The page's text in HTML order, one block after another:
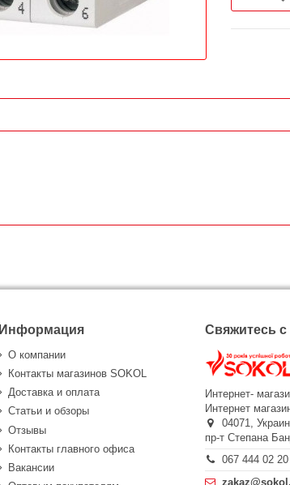
Информация
О компании
Контакты магазинов SOKOL
Доставка и оплата
Статьи и обзоры
Отзывы
Контакты главного офиса
Вакансии
Свяжитесь
Интернет-
Интернет
04071,
пр-т Степана
067 444 02 20